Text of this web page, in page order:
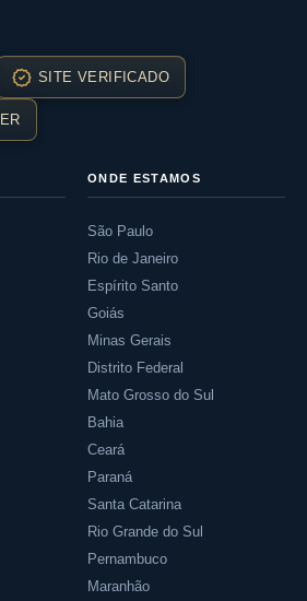
SITE VERIFICADO
ONDE ESTAMOS
São Paulo
Rio de Janeiro
Espírito Santo
Goiás
Minas Gerais
Distrito Federal
Mato Grosso do Sul
Bahia
Ceará
Paraná
Santa Catarina
Rio Grande do Sul
Pernambuco
Maranhão